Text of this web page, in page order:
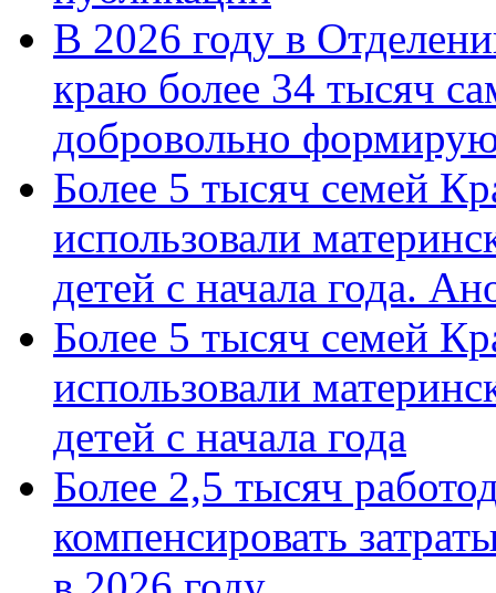
В 2026 году в
краю более 34 тысяч
добровольно
Более 5 тысяч семей
использовали
детей с начала года.
Более 5 тысяч семей
использовали
детей с начала года
Более 2,5 тысяч
компенсировать